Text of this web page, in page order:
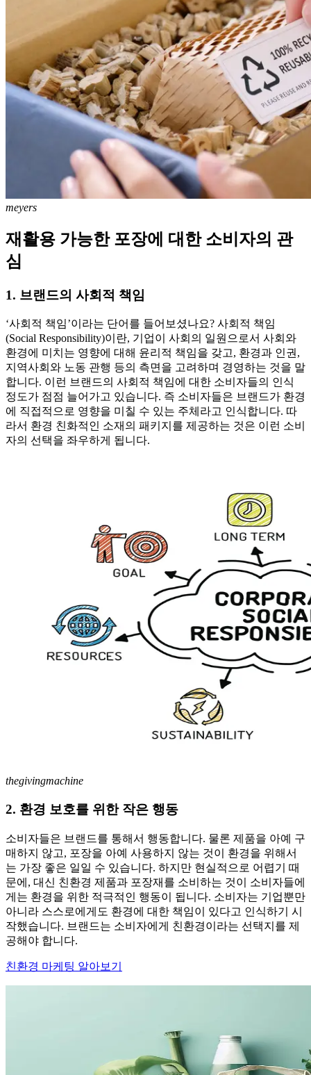
meyers
재활용 가능한 포장에 대한 소비자의 관
심
1. 브랜드의 사회적 책임
‘사회적 책임’이라는 단어를 들어보셨나요? 사회적 책임
(Social Responsibility)이란, 기업이 사회의 일원으로서 사회와
환경에 미치는 영향에 대해 윤리적 책임을 갖고, 환경과 인권,
지역사회와 노동 관행 등의 측면을 고려하며 경영하는 것을 말
합니다. 이런 브랜드의 사회적 책임에 대한 소비자들의 인식
정도가 점점 늘어가고 있습니다. 즉 소비자들은 브랜드가 환경
에 직접적으로 영향을 미칠 수 있는 주체라고 인식합니다. 따
라서 환경 친화적인 소재의 패키지를 제공하는 것은 이런 소비
자의 선택을 좌우하게 됩니다.
thegivingmachine
2. 환경 보호를 위한 작은 행동
소비자들은 브랜드를 통해서 행동합니다. 물론 제품을 아예 구
매하지 않고, 포장을 아예 사용하지 않는 것이 환경을 위해서
는 가장 좋은 일일 수 있습니다. 하지만 현실적으로 어렵기 때
문에, 대신 친환경 제품과 포장재를 소비하는 것이 소비자들에
게는 환경을 위한 적극적인 행동이 됩니다. 소비자는 기업뿐만
아니라 스스로에게도 환경에 대한 책임이 있다고 인식하기 시
작했습니다. 브랜드는 소비자에게 친환경이라는 선택지를 제
공해야 합니다.
친환경 마케팅 알아보기